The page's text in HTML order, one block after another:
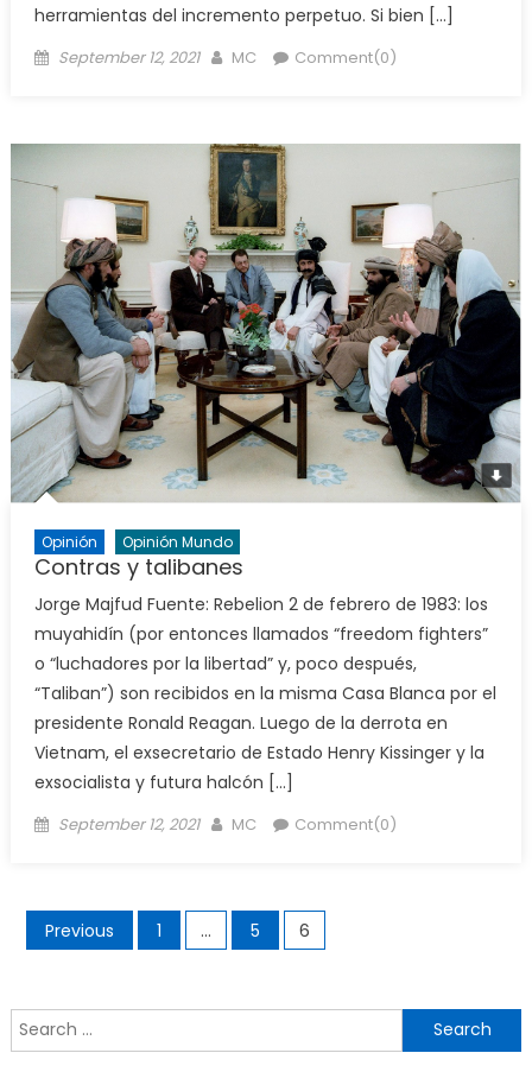
herramientas del incremento perpetuo. Si bien […]
Posted
September 12, 2021 Author
MC Comment(0)
Opinión Opinión Mundo
Contras y talibanes
Jorge Majfud Fuente: Rebelion 2 de febrero de 1983: los
muyahidín (por entonces llamados “freedom fighters”
o “luchadores por la libertad” y, poco después,
“Taliban”) son recibidos en la misma Casa Blanca por el
presidente Ronald Reagan. Luego de la derrota en
Vietnam, el exsecretario de Estado Henry Kissinger y la
exsocialista y futura halcón […]
Posted
September 12, 2021 Author
MC Comment(0)
Posts
navigation
Previous 1 … 5 6
Search
for: